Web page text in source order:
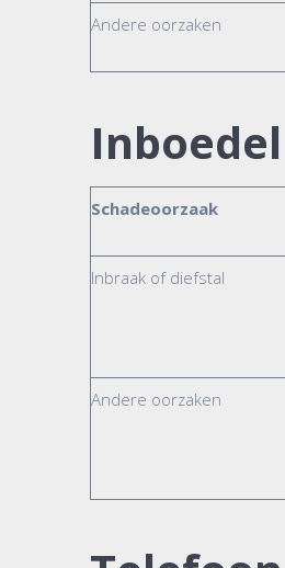
Andere oorzaken
Schadeoorzaak
Inbraak of diefstal
Andere oorzaken